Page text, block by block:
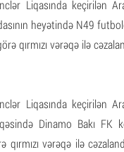
Liqasında keçirilən
heyətində N49
qırmızı vərəqə ilə
Liqasında keçirilən
Dinamo Bakı FK
vərəqə ilə